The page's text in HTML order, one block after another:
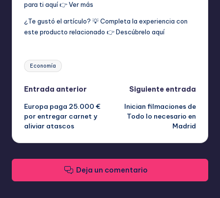
para ti aquí 👉Ver más
¿Te gustó el artículo? 💡 Completa la experiencia con
este producto relacionado 👉Descúbrelo aquí
Etiquetas:
Economía
Navegación
de
entradas
Entrada anterior
Europa paga 25.000 €
por entregar carnet y
aliviar atascos
Siguiente entrada
Inician filmaciones de
Todo lo necesario en
Madrid
Deja un comentario